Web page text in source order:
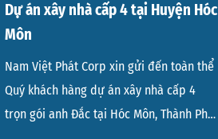
Dự án xây nhà cấp 4 tại Huyện Hóc
Môn
Nam Việt Phát Corp xin gửi đến toàn thể
Quý khách hàng dự án xây nhà cấp 4
trọn gói anh Đắc tại Hóc Môn, Thành Phố